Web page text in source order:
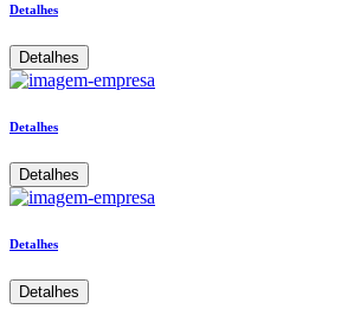
Detalhes
Detalhes
Detalhes
Detalhes
Detalhes
Detalhes